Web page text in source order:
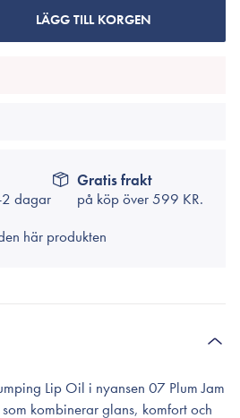
LÄGG TILL KORGEN
2 dagar
Gratis frakt
på köp över599 KR.
här produkten
Lip Oil i nyansen 07 Plum Jam
kombinerar glans, komfort och